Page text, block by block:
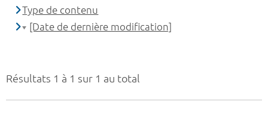
Résultats 1 à 1 sur 1 au total
Type de contenu
[Date de dernière modification]